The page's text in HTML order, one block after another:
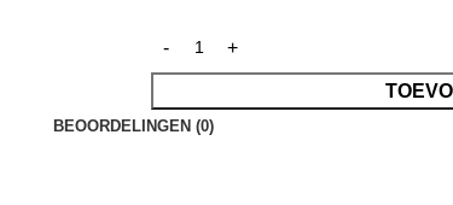
BEOORDELINGEN (0)